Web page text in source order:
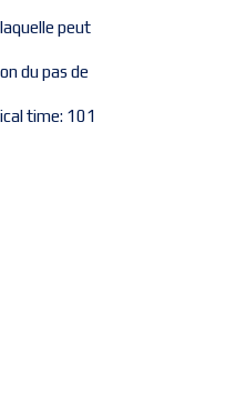
peut
du pas de
time: 101